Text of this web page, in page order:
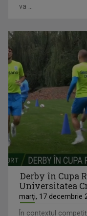
va ...
Derby în Cupa
Universitatea
marţi, 17 decembrie
În contextul